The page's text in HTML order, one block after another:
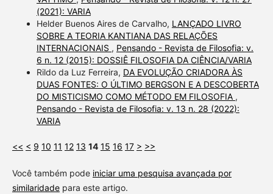
(2021): VARIA
Helder Buenos Aires de Carvalho, LANÇADO LIVRO
SOBRE A TEORIA KANTIANA DAS RELAÇÕES
INTERNACIONAIS , Pensando - Revista de Filosofia: v.
6 n. 12 (2015): DOSSIÊ FILOSOFIA DA CIÊNCIA/VARIA
Rildo da Luz Ferreira, DA EVOLUÇÃO CRIADORA ÀS
DUAS FONTES: O ÚLTIMO BERGSON E A DESCOBERTA
DO MISTICISMO COMO MÉTODO EM FILOSOFIA ,
Pensando - Revista de Filosofia: v. 13 n. 28 (2022):
VARIA
<< < 9 10 11 12 13 14 15 16 17 > >>
Você também pode iniciar uma pesquisa avançada por
similaridadepara este artigo.